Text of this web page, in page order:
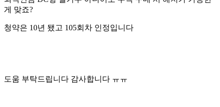
게 맞죠?
청약은 10년 됐고 105회차 인정입니다
도움 부탁드립니다 감사합니다 ㅠㅠ